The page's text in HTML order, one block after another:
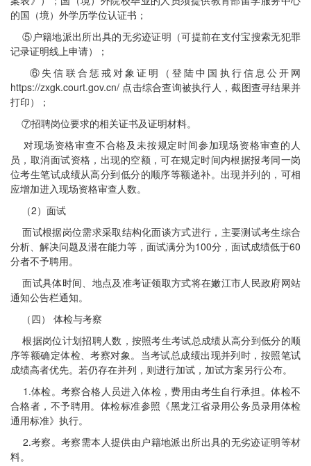
的国（境）外学历学位认证书；
⑤户籍地派出所出具的无劣迹证明（可提前在支付宝搜索无犯罪
记录证明线上申请）；
⑥失信联合惩戒对象证明（登陆中国执行信息公开网
https://zxgk.court.gov.cn/ 点击综合查询被执行人，截图查寻结果并
打印）；
⑦招聘岗位要求的相关证书及证明材料。
对现场资格审查不合格及未按规定时间参加现场资格审查的人
员，取消面试资格，出现的空额，可在规定时间内根据报考同一岗
位考生笔试成绩从高分到低分的顺序等额递补。出现并列的，可相
应增加进入现场资格审查人数。
（2）面试
面试根据岗位需求采取结构化面谈方式进行，主要测试考生综合
分析、解决问题及潜在能力等，面试满分为100分，面试成绩低于60
分者不予聘用。
面试具体时间、地点及准考证领取方式将在嫩江市人民政府网站
通知公告栏通知。
（四） 体检与考察
根据岗位计划招聘人数，按照考生考试总成绩从高分到低分的顺
序等额确定体检、考察对象。当考试总成绩出现并列时，按照笔试
成绩高者优先。若仍存在并列，则进行加试，加试方案另行公布。
1.体检。考察合格人员进入体检，费用由考生自行承担。体检不
合格者，不予聘用。体检标准参照《黑龙江省录用公务员录用体检
通用标准》执行。
2.考察。考察需本人提供由户籍地派出所出具的无劣迹证明等材
料。